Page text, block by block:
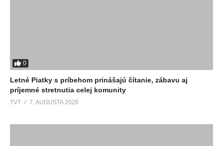
0
Letné Piatky s príbehom prinášajú čítanie, zábavu aj
príjemné stretnutia celej komunity
TVT 7. AUGUSTA 2026